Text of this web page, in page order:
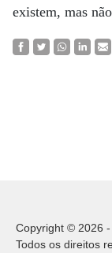
existem, mas
Copyright © 2026 -
Todos os direitos